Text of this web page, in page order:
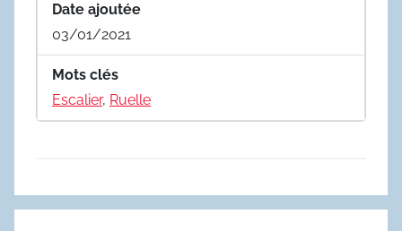
Date ajoutée
03/01/2021
Mots clés
Escalier, Ruelle